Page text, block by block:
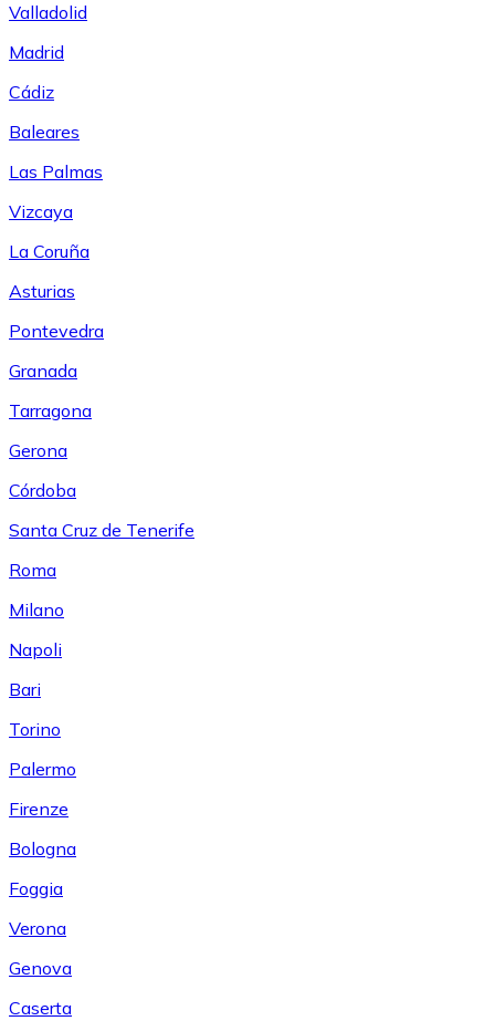
Valladolid
Madrid
Cádiz
Baleares
Las Palmas
Vizcaya
La Coruña
Asturias
Pontevedra
Granada
Tarragona
Gerona
Córdoba
Santa Cruz de Tenerife
Roma
Milano
Napoli
Bari
Torino
Palermo
Firenze
Bologna
Foggia
Verona
Genova
Caserta